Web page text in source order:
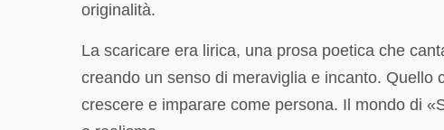
originalità.
La scaricare era lirica, una prosa poetica che
creando un senso di meraviglia e incanto.
crescere e imparare come persona. Il mondo di